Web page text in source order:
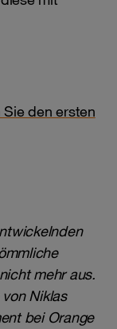
Sie den ersten
mehr aus.
Niklas
bei Orange